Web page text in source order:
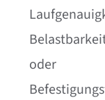
oder